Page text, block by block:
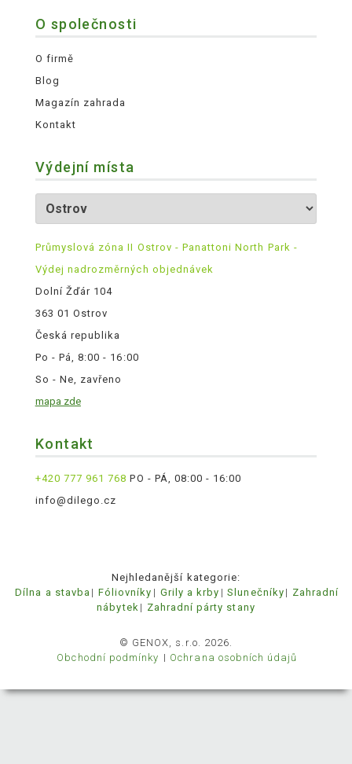
O společnosti
O firmě
Blog
Magazín zahrada
Kontakt
Výdejní místa
Průmyslová zóna II Ostrov - Panattoni North Park -
Výdej nadrozměrných objednávek
Dolní Žďár 104
363 01 Ostrov
Česká republika
Po - Pá, 8:00 - 16:00
So - Ne, zavřeno
mapa zde
Kontakt
+420 777 961 768 PO - PÁ, 08:00 - 16:00
info@dilego.cz
Nejhledanější kategorie:
Dílna a stavba
Fóliovníky Grily a krby Slunečníky
Zahradní
nábytek
Zahradní párty stany
© GENOX, s.r.o. 2026.
Obchodní podmínky
Ochrana osobních údajů